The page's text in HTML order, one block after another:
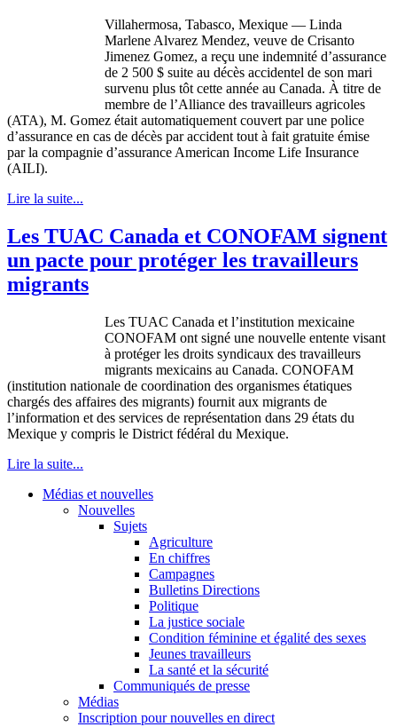
Villahermosa, Tabasco, Mexique — Linda
Marlene Alvarez Mendez, veuve de Crisanto
Jimenez Gomez, a reçu une indemnité d’assurance
de 2 500 $ suite au décès accidentel de son mari
survenu plus tôt cette année au Canada. À titre de
membre de l’Alliance des travailleurs agricoles
(ATA), M. Gomez était automatiquement couvertparune police
d’assurance en cas de décès par accident toutà fait gratuite émise
par la compagnie d’assuranceAmerican Income Life Insurance
(AILI).
Lire la suite...
Les TUAC Canada et CONOFAM signent
un pacte pour protéger les travailleurs
migrants
Les TUAC Canada et l’institution mexicaine
CONOFAM ont signé une nouvelle entente visant
à protégerles droits syndicaux des travailleurs
migrants mexicains au Canada. CONOFAM
(institution nationale de coordination des organismes étatiques
chargés des affaires des migrants) fournit aux migrants de
l’information et des services de représentation dans 29 états du
Mexique y compris le District fédéral du Mexique.
Lire la suite...
Médias et nouvelles
Nouvelles
Sujets
Agriculture
En chiffres
Campagnes
Bulletins Directions
Politique
La justice sociale
Condition féminine et égalité des sexes
Jeunes travailleurs
La santé et la sécurité
Communiqués de presse
Médias
Inscription pour nouvelles en direct